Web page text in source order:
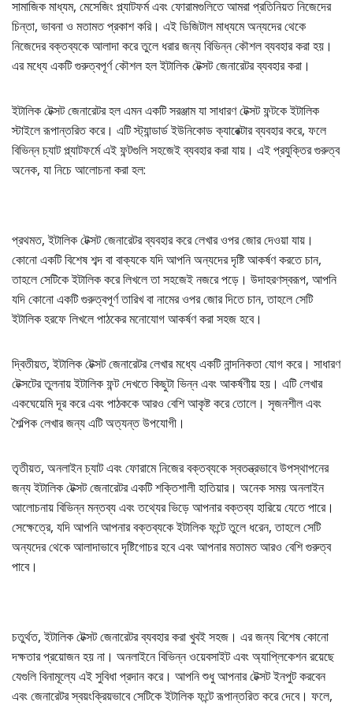
সামাজিক মাধ্যম, মেসেজিং প্ল্যাটফর্ম এবং ফোরামগুলিতে আমরা প্রতিনিয়ত নিজেদের
চিন্তা, ভাবনা ও মতামত প্রকাশ করি। এই ডিজিটাল মাধ্যমে অন্যদের থেকে
নিজেদের বক্তব্যকে আলাদা করে তুলে ধরার জন্য বিভিন্ন কৌশল ব্যবহার করা হয়।
এর মধ্যে একটি গুরুত্বপূর্ণ কৌশল হল ইটালিক টেক্সট জেনারেটর ব্যবহার করা।
ইটালিক টেক্সট জেনারেটর হল এমন একটি সরঞ্জাম যা সাধারণ টেক্সট ফন্টকে ইটালিক
স্টাইলে রূপান্তরিত করে। এটি স্ট্যান্ডার্ড ইউনিকোড ক্যারেক্টার ব্যবহার করে, ফলে
বিভিন্ন চ্যাট প্ল্যাটফর্মে এই ফন্টগুলি সহজেই ব্যবহার করা যায়। এই প্রযুক্তির গুরুত্ব
অনেক, যা নিচে আলোচনা করা হল:
প্রথমত, ইটালিক টেক্সট জেনারেটর ব্যবহার করে লেখার ওপর জোর দেওয়া যায়।
কোনো একটি বিশেষ শব্দ বা বাক্যকে যদি আপনি অন্যদের দৃষ্টি আকর্ষণ করতে চান,
তাহলে সেটিকে ইটালিক করে লিখলে তা সহজেই নজরে পড়ে। উদাহরণস্বরূপ, আপনি
যদি কোনো একটি গুরুত্বপূর্ণ তারিখ বা নামের ওপর জোর দিতে চান, তাহলে সেটি
ইটালিক হরফে লিখলে পাঠকের মনোযোগ আকর্ষণ করা সহজ হবে।
দ্বিতীয়ত, ইটালিক টেক্সট জেনারেটর লেখার মধ্যে একটি নান্দনিকতা যোগ করে। সাধারণ
টেক্সটের তুলনায় ইটালিক ফন্ট দেখতে কিছুটা ভিন্ন এবং আকর্ষণীয় হয়। এটি লেখার
একঘেয়েমি দূর করে এবং পাঠককে আরও বেশি আকৃষ্ট করে তোলে। সৃজনশীল এবং
শৈল্পিক লেখার জন্য এটি অত্যন্ত উপযোগী।
তৃতীয়ত, অনলাইন চ্যাট এবং ফোরামে নিজের বক্তব্যকে স্বতন্ত্রভাবে উপস্থাপনের
জন্য ইটালিক টেক্সট জেনারেটর একটি শক্তিশালী হাতিয়ার। অনেক সময় অনলাইন
আলোচনায় বিভিন্ন মন্তব্য এবং তথ্যের ভিড়ে আপনার বক্তব্য হারিয়ে যেতে পারে।
সেক্ষেত্রে, যদি আপনি আপনার বক্তব্যকে ইটালিক ফন্টে তুলে ধরেন, তাহলে সেটি
অন্যদের থেকে আলাদাভাবে দৃষ্টিগোচর হবে এবং আপনার মতামত আরও বেশি গুরুত্ব
পাবে।
চতুর্থত, ইটালিক টেক্সট জেনারেটর ব্যবহার করা খুবই সহজ। এর জন্য বিশেষ কোনো
দক্ষতার প্রয়োজন হয় না। অনলাইনে বিভিন্ন ওয়েবসাইট এবং অ্যাপ্লিকেশন রয়েছে
যেগুলি বিনামূল্যে এই সুবিধা প্রদান করে। আপনি শুধু আপনার টেক্সট ইনপুট করবেন
এবং জেনারেটর স্বয়ংক্রিয়ভাবে সেটিকে ইটালিক ফন্টে রূপান্তরিত করে দেবে। ফলে,